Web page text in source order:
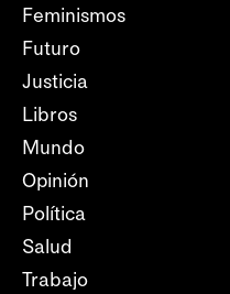
Feminismos
Futuro
Justicia
Libros
Mundo
Opinión
Política
Salud
Trabajo